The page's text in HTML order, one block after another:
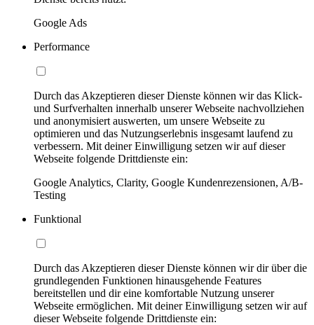
Google Ads
Performance
Durch das Akzeptieren dieser Dienste können wir das Klick-
und Surfverhalten innerhalb unserer Webseite nachvollziehen
und anonymisiert auswerten, um unsere Webseite zu
optimieren und das Nutzungserlebnis insgesamt laufend zu
verbessern. Mit deiner Einwilligung setzen wir auf dieser
Webseite folgende Drittdienste ein:
Google Analytics, Clarity, Google Kundenrezensionen, A/B-
Testing
Funktional
Durch das Akzeptieren dieser Dienste können wir dir über die
grundlegenden Funktionen hinausgehende Features
bereitstellen und dir eine komfortable Nutzung unserer
Webseite ermöglichen. Mit deiner Einwilligung setzen wir auf
dieser Webseite folgende Drittdienste ein: